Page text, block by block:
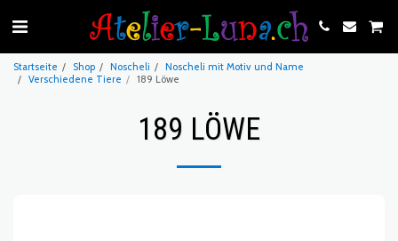
Startseite Shop Noscheli
Noscheli mit Motiv und Name
Verschiedene Tiere
189 Löwe
189 LÖWE